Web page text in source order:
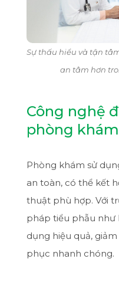
Sự thấu hiểu và tận
an tâm hơn
Công nghệ
phòng khám
Phòng khám sử
an toàn, có thể kết
thuật phù hợp. Với
pháp tiểu phẫu như
dụng hiệu quả,
phục nhanh chóng.